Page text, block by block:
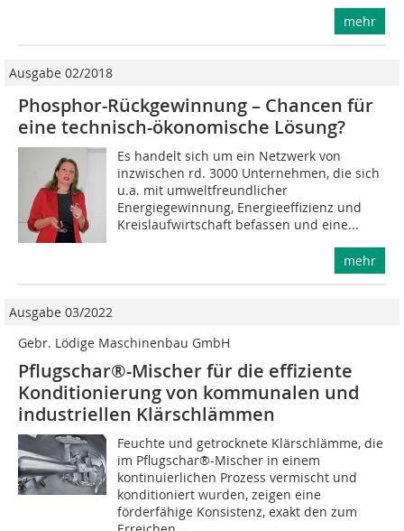
mehr
Ausgabe 02/2018
Phosphor-Rückgewinnung – Chancen für
eine technisch-ökonomische Lösung?
Es handelt sich um ein Netzwerk von
inzwischen rd. 3000 Unternehmen, die sich
u.a. mit umweltfreundlicher
Energiegewinnung, Energieeffizienz und
Kreislaufwirtschaft befassen und eine...
mehr
Ausgabe 03/2022
Gebr. Lödige Maschinenbau GmbH
Pflugschar®-Mischer für die effiziente
Konditionierung von kommunalen und
industriellen Klärschlämmen
Feuchte und getrocknete Klärschlämme, die
im Pflugschar®-Mischer in einem
kontinuierlichen Prozess vermischt und
konditioniert wurden, zeigen eine
förderfähige Konsistenz, exakt den zum